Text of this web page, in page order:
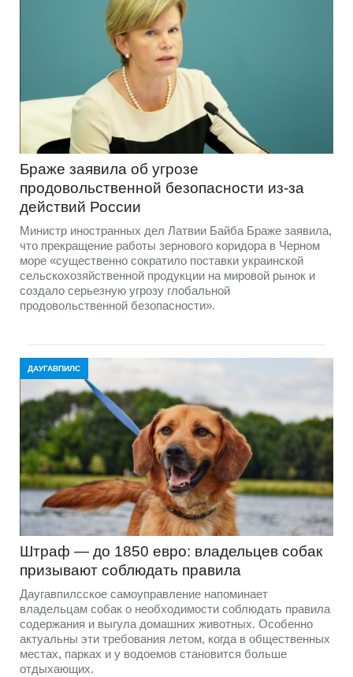
Браже заявила об угрозе
продовольственной безопасности из-за
действий России
Министр иностранных дел Латвии Байба Браже заявила,
что прекращение работы зернового коридора в Черном
море «существенно сократило поставки украинской
сельскохозяйственной продукции на мировой рынок и
создало серьезную угрозу глобальной
продовольственной безопасности».
ДАУГАВПИЛС
Штраф — до 1850 евро: владельцев собак
призывают соблюдать правила
Даугавпилсское самоуправление напоминает
владельцам собак о необходимости соблюдать правила
содержания и выгула домашних животных. Особенно
актуальны эти требования летом, когда в общественных
местах, парках и у водоемов становится больше
отдыхающих.